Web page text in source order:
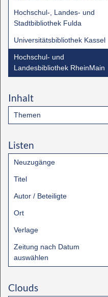
Hochschul-, Landes- und
Stadtbibliothek Fulda
Universitätsbibliothek Kassel
Hochschul- und
Landesbibliothek RheinMain
Inhalt
Themen
Listen
Neuzugänge
Titel
Autor / Beteiligte
Ort
Verlage
Zeitung nach Datum
auswählen
Clouds